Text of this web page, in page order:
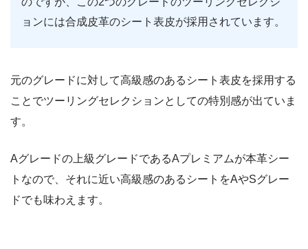
ョンには合成皮革のシート表皮が採用されています。
元のグレードに対して高級感のあるシート表皮を採用する
ことでツーリングセレクションとしての特別感が出ていま
す。
Aグレードの上級グレードであるAプレミアムが本革シー
トなので、それに近い高級感のあるシートをAやSグレー
ドでも味わえます。